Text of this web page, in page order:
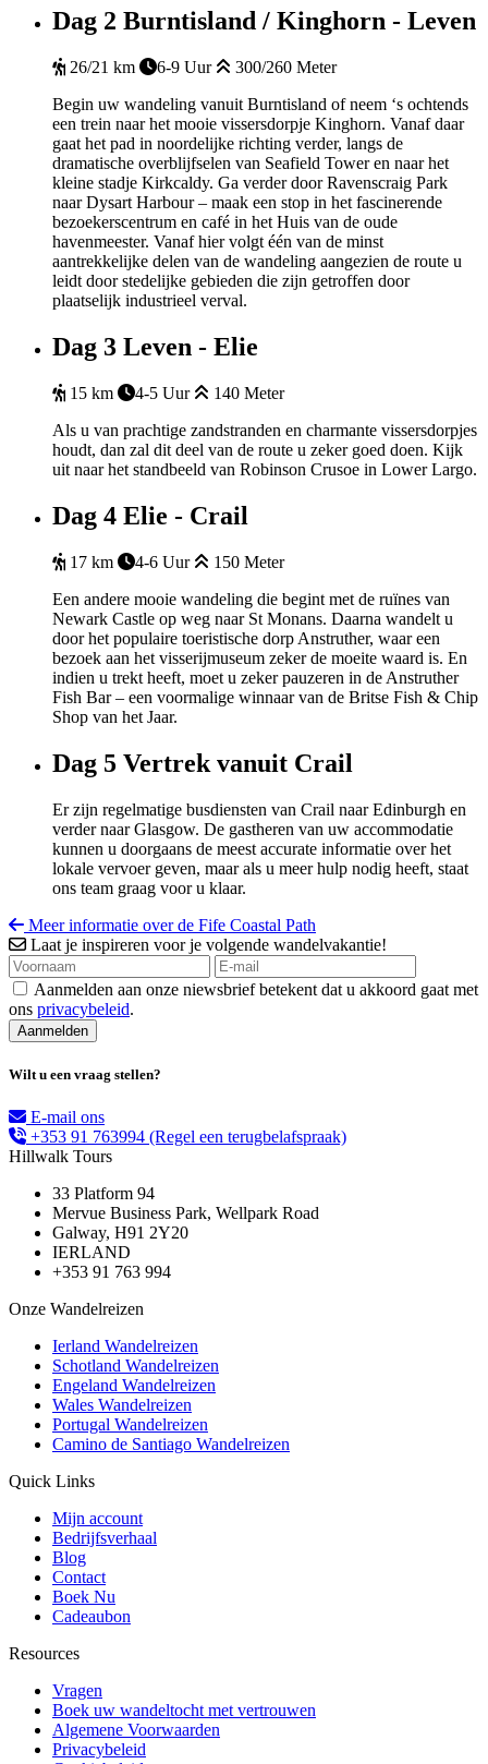
Dag 2 Burntisland / Kinghorn - Leven
26/21 km 6-9 Uur
300/260 Meter
Begin uw wandeling vanuit Burntisland of neem ‘s ochtends
een trein naar het mooie vissersdorpje Kinghorn. Vanaf daar
gaat het pad in noordelijke richting verder, langs de
dramatische overblijfselen van Seafield Tower en naar het
kleine stadje Kirkcaldy. Ga verder door Ravenscraig Park
naar Dysart Harbour – maak een stop in het fascinerende
bezoekerscentrum en café in het Huis van de oude
havenmeester. Vanaf hier volgt één van de minst
aantrekkelijke delen van de wandeling aangezien de route u
leidt door stedelijke gebieden die zijn getroffen door
plaatselijk industrieel verval.
Dag 3 Leven - Elie
15 km 4-5 Uur
140 Meter
Als u van prachtige zandstranden en charmante vissersdorpjes
houdt, dan zal dit deel van de route u zeker goed doen. Kijk
uit naar het standbeeld van Robinson Crusoe in Lower Largo.
Dag 4 Elie - Crail
17 km 4-6 Uur
150 Meter
Een andere mooie wandeling die begint met de ruïnes van
Newark Castle op weg naar St Monans. Daarna wandelt u
door het populaire toeristische dorp Anstruther, waar een
bezoek aan het visserijmuseum zeker de moeite waard is. En
indien u trekt heeft, moet u zeker pauzeren in de Anstruther
Fish Bar – een voormalige winnaar van de Britse Fish & Chip
Shop van het Jaar.
Dag 5 Vertrek vanuit Crail
Er zijn regelmatige busdiensten van Crail naar Edinburgh en
verder naar Glasgow. De gastheren van uw accommodatie
kunnen u doorgaans de meest accurate informatie over het
lokale vervoer geven, maar als u meer hulp nodig heeft, staat
ons team graag voor u klaar.
Meer informatie over de Fife Coastal Path
Laat je inspireren voor je volgende wandelvakantie!
Aanmelden aan onze niewsbrief betekent dat u akkoord gaat met
ons privacybeleid.
Wilt u een vraag stellen?
E-mail ons
+353 91 763994 (Regel een terugbelafspraak)
Hillwalk Tours
33 Platform 94
Mervue Business Park, Wellpark Road
Galway, H91 2Y20
IERLAND
+353 91 763 994
Onze Wandelreizen
Ierland Wandelreizen
Schotland Wandelreizen
Engeland Wandelreizen
Wales Wandelreizen
Portugal Wandelreizen
Camino de Santiago Wandelreizen
Quick Links
Mijn account
Bedrijfsverhaal
Blog
Contact
Boek Nu
Cadeaubon
Resources
Vragen
Boek uw wandeltocht met vertrouwen
Algemene Voorwaarden
Privacybeleid